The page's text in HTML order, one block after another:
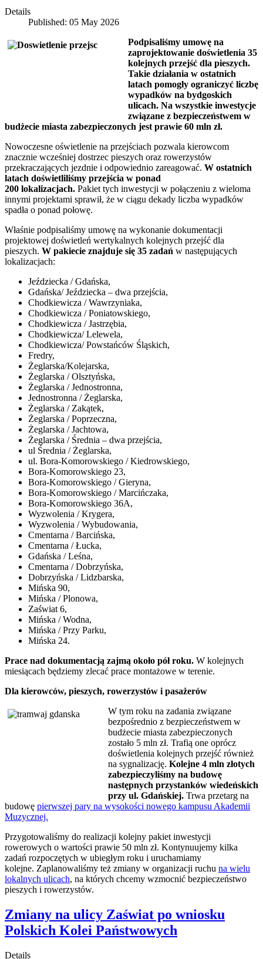
Details
Published: 05 May 2026
Podpisaliśmy umowę na
zaprojektowanie doświetlenia 35
kolejnych przejść dla pieszych.
Takie działania w ostatnich
latach pomogły ograniczyć liczbę
wypadków na bydgoskich
ulicach. Na wszystkie inwestycje
związane z bezpieczeństwem w
budżecie miasta zabezpieczonych jest prawie 60 mln zł.
Nowoczesne oświetlenie na przejściach pozwala kierowcom
znacznie wcześniej dostrzec pieszych oraz rowerzystów
przekraczających jezdnie i odpowiednio zareagować. W ostatnich
latach doświetliliśmy przejścia w ponad
200 lokalizacjach. Pakiet tych inwestycji w połączeniu z wieloma
innymi projektami sprawił, że w ciągu dekady liczba wypadków
spadła o ponad połowę.
Właśnie podpisaliśmy umowę na wykonanie dokumentacji
projektowej doświetleń wertykalnych kolejnych przejść dla
pieszych. W pakiecie znajduje się 35 zadań w następujących
lokalizacjach:
Jeździecka / Gdańska,
Gdańska/ Jeździecka – dwa przejścia,
Chodkiewicza / Wawrzyniaka,
Chodkiewicza / Poniatowskiego,
Chodkiewicza / Jastrzębia,
Chodkiewicza/ Lelewela,
Chodkiewicza/ Powstańców Śląskich,
Fredry,
Żeglarska/Kolejarska,
Żeglarska / Olsztyńska,
Żeglarska / Jednostronna,
Jednostronna / Żeglarska,
Żeglarska / Zakątek,
Żeglarska / Poprzeczna,
Żeglarska / Jachtowa,
Żeglarska / Średnia – dwa przejścia,
ul Średnia / Żeglarska,
ul. Bora-Komorowskiego / Kiedrowskiego,
Bora-Komorowskiego 23,
Bora-Komorowskiego / Gieryna,
Bora-Komorowskiego / Marcińczaka,
Bora-Komorowskiego 36A,
Wyzwolenia / Krygera,
Wyzwolenia / Wybudowania,
Cmentarna / Barcińska,
Cmentarna / Łucka,
Gdańska / Leśna,
Cmentarna / Dobrzyńska,
Dobrzyńska / Lidzbarska,
Mińska 90,
Mińska / Plonowa,
Zaświat 6,
Mińska / Wodna,
Mińska / Przy Parku,
Mińska 24.
Prace nad dokumentacją zajmą około pół roku. W kolejnych
miesiącach będziemy zlecać prace montażowe w terenie.
Dla kierowców, pieszych, rowerzystów i pasażerów
W tym roku na zadania związane
bezpośrednio z bezpieczeństwem w
budżecie miasta zabezpieczonych
zostało 5 mln zł. Trafią one oprócz
doświetlenia kolejnych przejść również
na sygnalizację. Kolejne 4 mln złotych
zabezpieczyliśmy na budowę
następnych przystanków wiedeńskich
przy ul. Gdańskiej. Trwa przetarg na
budowę pierwszej pary na wysokości nowego kampusu Akademii
Muzycznej.
Przygotowaliśmy do realizacji kolejny pakiet inwestycji
rowerowych o wartości prawie 50 mln zł. Kontynuujemy kilka
zadań rozpoczętych w ubiegłym roku i uruchamiamy
kolejne. Zaplanowaliśmy też zmiany w organizacji ruchu na wielu
lokalnych ulicach, na których chcemy wzmocnić bezpieczeństwo
pieszych i rowerzystów.
Zmiany na ulicy Zaświat po wniosku
Polskich Kolei Państwowych
Details